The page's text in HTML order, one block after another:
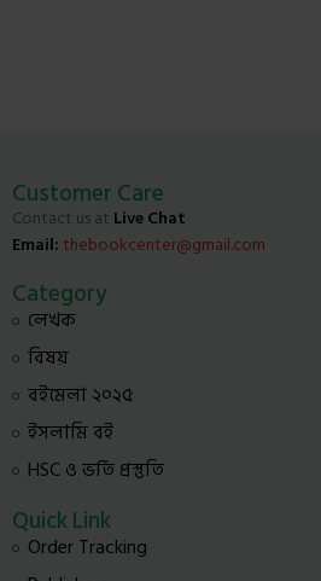
Customer Care
Contact us at Live Chat
Email: thebookcenter@gmail.com
Category
লেখক
বিষয়
বইমেলা ২০২৫
ইসলামি বই
HSC ও ভর্তি প্রস্তুতি
Quick Link
Order Tracking